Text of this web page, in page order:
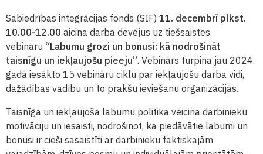
Sabiedrības integrācijas fonds (SIF) 11. decembrī plkst.
10.00-12.00 aicina darba devējus uz tiešsaistes
vebināru “Labumu grozi un bonusi: kā nodrošināt
taisnīgu un iekļaujošu pieeju”. Vebinārs turpina jau 2024.
gadā iesākto 15 vebināru ciklu par iekļaujošu darba vidi,
dažādības vadību un to prakšu ieviešanu organizācijās.
Taisnīga un iekļaujoša labumu politika veicina darbinieku
motivāciju un iesaisti, nodrošinot, ka piedāvātie labumi un
bonusi ir cieši sasaistīti ar darbinieku faktiskajām